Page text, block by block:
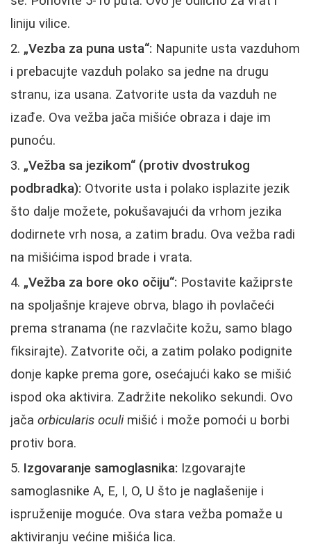
liniju vilice.
„Vezba za puna usta“: Napunite usta vazduhom
i prebacujte vazduh polako sa jedne na drugu
stranu, iza usana. Zatvorite usta da vazduh ne
izađe. Ova vežba jača mišiće obraza i daje im
punoću.
„Vežba sa jezikom“ (protiv dvostrukog
podbradka): Otvorite usta i polako isplazite jezik
što dalje možete, pokušavajući da vrhom jezika
dodirnete vrh nosa, a zatim bradu. Ova vežba radi
na mišićima ispod brade i vrata.
„Vežba za bore oko očiju“: Postavite kažiprste
na spoljašnje krajeve obrva, blago ih povlačeći
prema stranama (ne razvlačite kožu, samo blago
fiksirajte). Zatvorite oči, a zatim polako podignite
donje kapke prema gore, osećajući kako se mišić
ispod oka aktivira. Zadržite nekoliko sekundi. Ovo
jača orbicularis oculimišić i može pomoći u borbi
protiv bora.
Izgovaranje samoglasnika: Izgovarajte
samoglasnike A, E, I, O, U što je naglašenije i
ispruženije moguće. Ova stara vežba pomaže u
aktiviranju većine mišića lica.